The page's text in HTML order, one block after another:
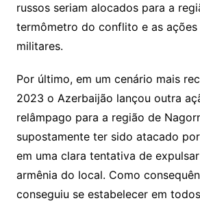
russos seriam alocados para a
termômetro do conflito e as
militares.
Por último, em um cenário mais
2023 o Azerbaijão lançou outra
relâmpago para a região de
supostamente ter sido atacado
em uma clara tentativa de
armênia do local. Como
conseguiu se estabelecer em